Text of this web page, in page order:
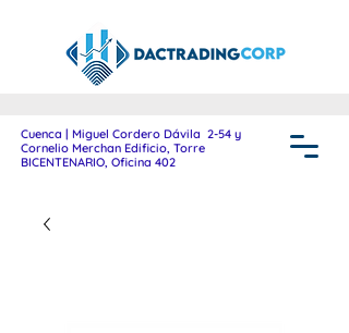
Cuenca | Miguel Cordero Dávila 2-54 y
Cornelio Merchan Edificio, Torre
BICENTENARIO, Oficina 402